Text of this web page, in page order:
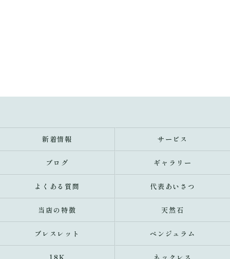
新着情報 サービス
ブログ ギャラリー
よくある質問 代表あいさつ
当店の特徴 天然石
ブレスレット ペンジュラム